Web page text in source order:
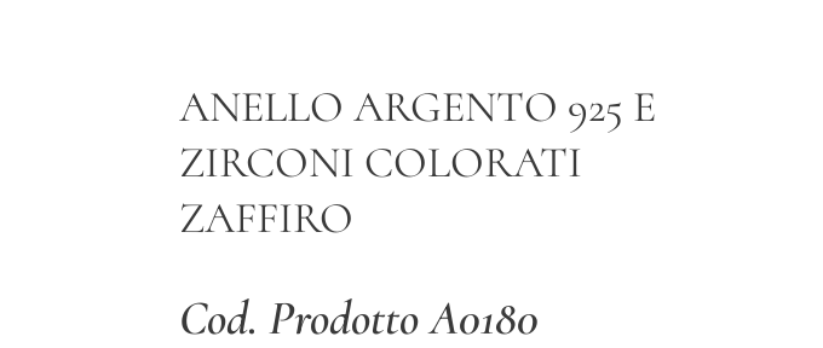
ANELLO ARGENTO 925 E
ZIRCONI COLORATI
ZAFFIRO
Cod. Prodotto A0180